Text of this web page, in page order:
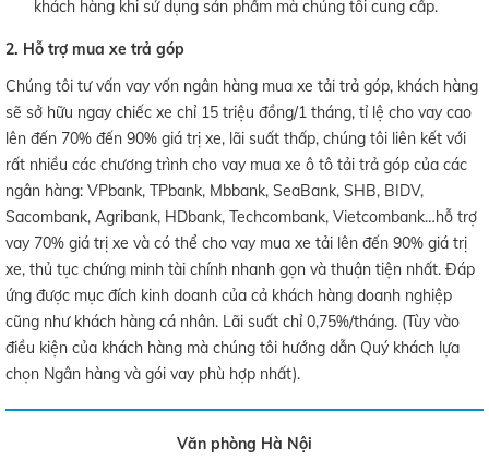
khách hàng khi sử dụng sản phẩm mà chúng tôi cung cấp.
2. Hỗ trợ mua xe trả góp
Chúng tôi tư vấn vay vốn ngân hàng mua xe tải trả góp, khách hàng
sẽ sở hữu ngay chiếc xe chỉ 15 triệu đồng/1 tháng, tỉ lệ cho vay cao
lên đến 70% đến 90% giá trị xe, lãi suất thấp, chúng tôi liên kết với
rất nhiều các chương trình cho vay mua xe ô tô tải trả góp của các
ngân hàng: VPbank, TPbank, Mbbank, SeaBank, SHB, BIDV,
Sacombank, Agribank, HDbank, Techcombank, Vietcombank…hỗ trợ
vay 70% giá trị xe và có thể cho vay mua xe tải lên đến 90% giá trị
xe, thủ tục chứng minh tài chính nhanh gọn và thuận tiện nhất. Đáp
ứng được mục đích kinh doanh của cả khách hàng doanh nghiệp
cũng như khách hàng cá nhân. Lãi suất chỉ 0,75%/tháng. (Tùy vào
điều kiện của khách hàng mà chúng tôi hướng dẫn Quý khách lựa
chọn Ngân hàng và gói vay phù hợp nhất).
Văn phòng Hà Nội